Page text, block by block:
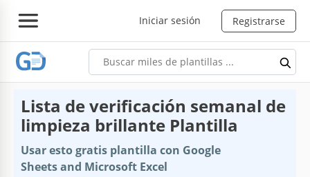
Iniciar sesión Registrarse
Lista de verificación semanal de
limpieza brillante Plantilla
Usar esto gratis plantilla con Google
Sheets and Microsoft Excel